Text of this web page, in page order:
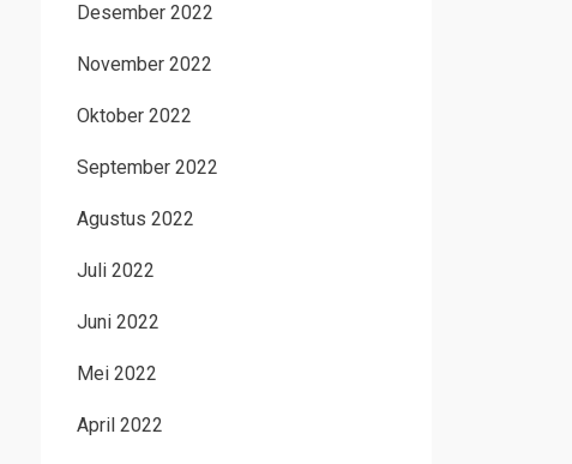
Desember 2022
November 2022
Oktober 2022
September 2022
Agustus 2022
Juli 2022
Juni 2022
Mei 2022
April 2022